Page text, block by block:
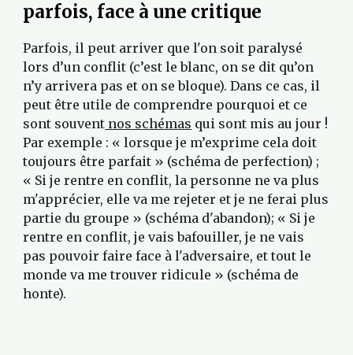
parfois, face à une critique
Parfois, il peut arriver que l'on soit paralysé
lors d’un conflit (c’est le blanc, on se dit qu’on
n’y arrivera pas et on se bloque). Dans ce cas, il
peut être utile de comprendre pourquoi et ce
sont souvent nos schémas qui sont mis au jour !
Par exemple : « lorsque je m’exprime cela doit
toujours être parfait » (schéma de perfection) ;
« Si je rentre en conflit, la personne ne va plus
m'apprécier, elle va me rejeter et je ne ferai plus
partie du groupe » (schéma d'abandon); « Si je
rentre en conflit, je vais bafouiller, je ne vais
pas pouvoir faire face à l'adversaire, et tout le
monde va me trouver ridicule » (schéma de
honte).